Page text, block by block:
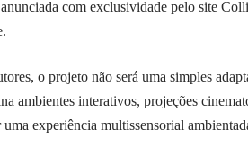
com exclusividade pelo site
o projeto não será uma simples
ambientes interativos, projeções
uma experiência multissensorial